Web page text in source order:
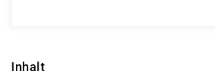
Inhalt